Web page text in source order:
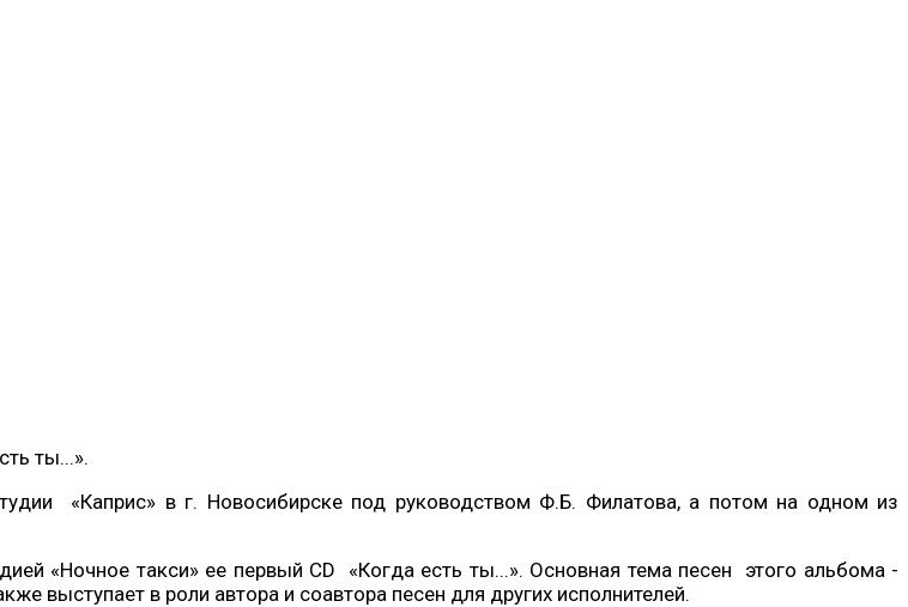
ты...».
«Каприс» в г. Новосибирске под руководством Ф.Б. Филатова, а потом на одном из
«Ночное такси» ее первый CD «Когда есть ты...». Основная тема песен этого альбома -
выступает в роли автора и соавтора песен для других исполнителей.